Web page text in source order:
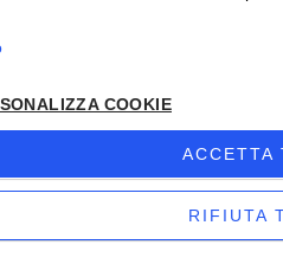
Arredo da giardino
Illuminazione
Materiali architettonici di
Mobili
Oggettistica
Quadri stampe
COOKIE
ACCETTA
RIFIUTA